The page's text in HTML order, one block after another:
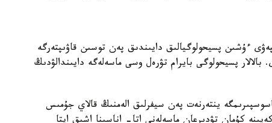
ءۇشىن پسيحولوگيالىق دايىندىق پەن توسىن قاۋىپتەرگە
پسيحولوگى بايرام تۋرەل وسى ماسەلەگە دايىندالۋدىڭ
ينتەرنەت پەن سيفرلىق الەمنىڭ قالاي جۇمىس